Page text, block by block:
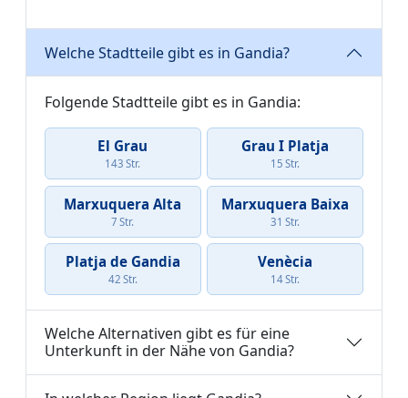
Welche Stadtteile gibt es in Gandia?
Folgende Stadtteile gibt es in Gandia:
El Grau
143 Str.
Grau I Platja
15 Str.
Marxuquera Alta
7 Str.
Marxuquera Baixa
31 Str.
Platja de Gandia
42 Str.
Venècia
14 Str.
Welche Alternativen gibt es für eine
Unterkunft in der Nähe von Gandia?